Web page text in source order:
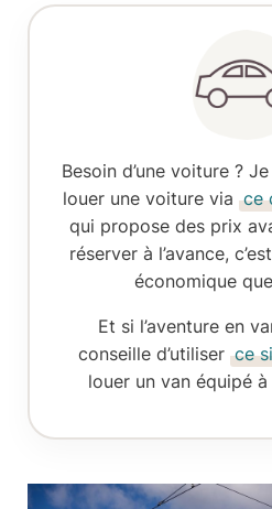
Besoin d’une voiture ?
louer une voiturevia ce
qui propose des prix
réserver à l’avance,
économique
Et si l’aventure en
conseille d’utiliser ce
louer un vanéquipé à